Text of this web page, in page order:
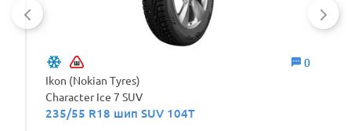
0
Ikon (Nokian Tyres)
Character Ice 7 SUV
235/55 R18 шип SUV 104T